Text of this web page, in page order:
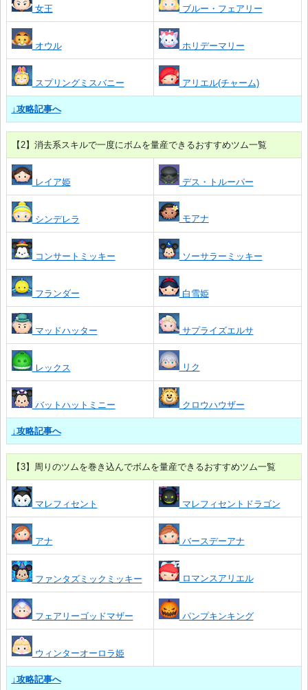
女王 ブルー・フェアリー
オウル ホリデーマリー
スプリングミスバニー アリエル(チャーム)
↓攻略記事へ
【2】消去系スキルで一度にボムを量産できるおすすめツム一覧
レイア姫 デス・トルーパー
シンデレラ モアナ
コンサートミッキー ソーサラーミッキー
フランダー 白雪姫
マッドハッター サプライズエルサ
レックス リク
バットハットミニー クロウハウザー
↓攻略記事へ
【3】周りのツムを巻き込んでボムを量産できるおすすめツム一覧
マレフィセント マレフィセントドラゴン
アナ バースデーアナ
ファンタズミックミッキー ロマンスアリエル
フェアリーゴッドマザー パンプキンキング
ウィンターオーロラ姫
↓攻略記事へ